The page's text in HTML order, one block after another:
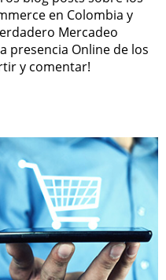
en Colombia y
Mercadeo
presencia Online de los
y comentar!